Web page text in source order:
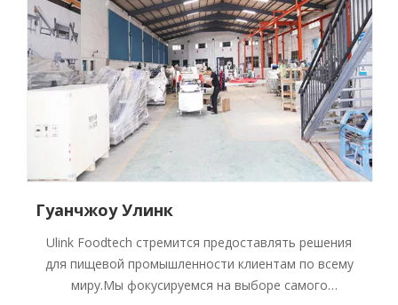
Гуанчжоу Улинк
Ulink Foodtech стремится предоставлять решения
для пищевой промышленности клиентам по всему
миру.Мы фокусируемся на выборе самого